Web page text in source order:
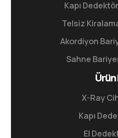
Kapı
Telsiz
Akordiyon
Sahne
X-Ray
Kapı
El